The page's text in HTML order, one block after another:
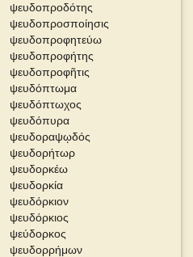
ψευδοπροδότης
ψευδοπροσποίησις
ψευδοπροφητεύω
ψευδοπροφήτης
ψευδοπροφῆτις
ψευδόπτωμα
ψευδόπτωχος
ψευδόπυρα
ψευδοραψῳδός
ψευδορήτωρ
ψευδορκέω
ψευδορκία
ψευδόρκιον
ψευδόρκιος
ψεύδορκος
ψευδορρήμων